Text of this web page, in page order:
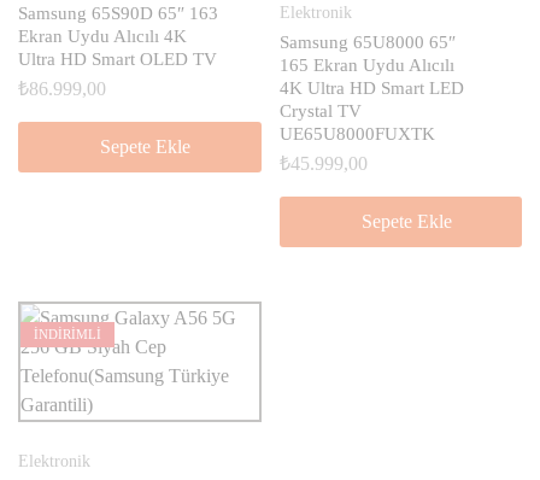
Samsung 65S90D 65″ 163
Ekran Uydu Alıcılı 4K
Ultra HD Smart OLED TV
₺86.999,00
Sepete Ekle
Elektronik
Samsung 65U8000 65″
165 Ekran Uydu Alıcılı
4K Ultra HD Smart LED
Crystal TV
UE65U8000FUXTK
₺45.999,00
Sepete Ekle
İNDİRİMLİ
Elektronik